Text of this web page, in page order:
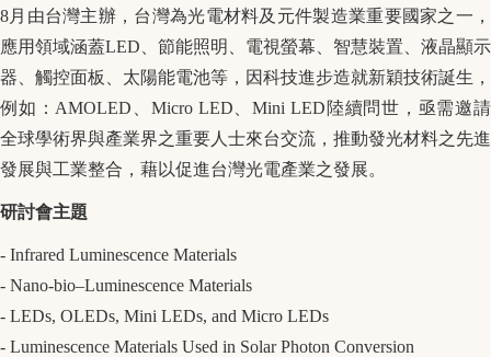
8月由台灣主辦，台灣為光電材料及元件製造業重要國家之一，
應用領域涵蓋LED 、節能照明、電視螢幕、智慧裝置、液晶顯示
器、觸控面板、太陽能電池等，因科技進步造就新穎技術誕生，
例如： AMOLED Micro LED 、Mini LED 陸續問世，亟需邀請
全球學術界與產業界之重要人士來台交流，推動發光材料之先進
發展與工業整合，藉以促進台灣光電產業之發展。
研討會主題
- Infrared Luminescence Materials
- Nano-bio–Luminescence Materials
- LEDs, OLEDs, Mini LEDs, and Micro LEDs
- Luminescence Materials Used in Solar Photon Conversion